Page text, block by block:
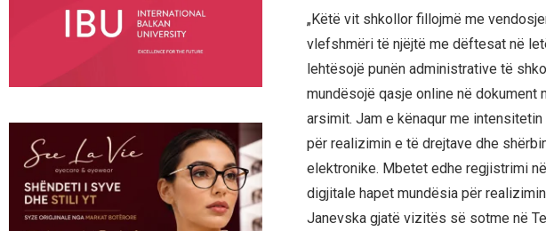
„Këtë vit shkollor fillojmë me
vlefshmëri të njëjtë me dëftesat në
lehtësojë punën administrative të
mundësojë qasje online në
arsimit. Jam e kënaqur me
për realizimin e të drejtave dhe
elektronike. Mbetet edhe regjistrimi
digjitale hapet mundësia për
Janevska gjatë vizitës së sotme në